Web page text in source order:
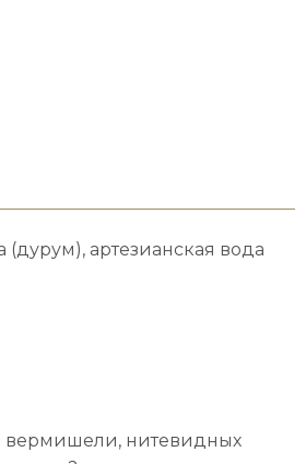
артезианская вода
нитевидных